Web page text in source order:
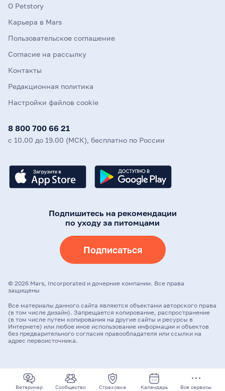
Ветеринар
Сообщество Страховка
Календарь
Все сервисы
О Petstory
Карьера в Mars
Пользовательское соглашение
Согласие на рассылку
Контакты
Редакционная политика
Настройки файлов cookie
8 800 700 66 21
с 10.00 до 19.00 (МСК), бесплатно по России
Подпишитесь на рекомендации
по уходу за питомцами
Подписаться
© 2026 Mars, Incorporated и дочерние компании. Все права
защищены
Все материалы данного сайта являются объектами авторского права
(в том числе дизайн). Запрещается копирование, распространение
(в том числе путем копирования на другие сайты и ресурсы в
Интернете) или любое иное использование информации и объектов
без предварительного согласия правообладателя или ссылки на
адрес первоисточника.